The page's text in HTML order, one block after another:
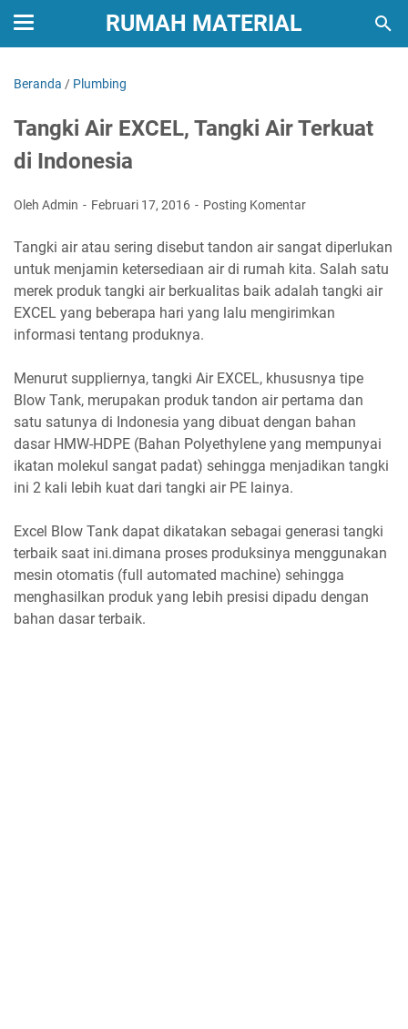
RUMAH MATERIAL
Beranda / Plumbing
Tangki Air EXCEL, Tangki Air Terkuat
di Indonesia
Oleh Admin Februari 17, 2016 Posting Komentar
Tangki air atau sering disebut tandon air sangat diperlukan
untuk menjamin ketersediaan air di rumah kita. Salah satu
merek produk tangki air berkualitas baik adalah tangki air
EXCEL yang beberapa hari yang lalu mengirimkan
informasi tentang produknya.
Menurut suppliernya, tangki Air EXCEL, khususnya tipe
Blow Tank, merupakan produk tandon air pertama dan
satu satunya di Indonesia yang dibuat dengan bahan
dasar HMW-HDPE (Bahan Polyethylene yang mempunyai
ikatan molekul sangat padat) sehingga menjadikan tangki
ini 2 kali lebih kuat dari tangki air PE lainya.
Excel Blow Tank dapat dikatakan sebagai generasi tangki
terbaik saat ini.dimana proses produksinya menggunakan
mesin otomatis (full automated machine) sehingga
menghasilkan produk yang lebih presisi dipadu dengan
bahan dasar terbaik.